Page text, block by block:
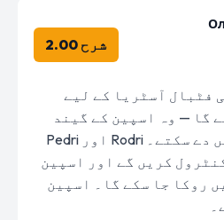
شرح 2.00
فٹبال آسٹریا کے لیے
گا — وہ اسپین کے گیند
کنٹرول کا جواب نہیں دے سکتے۔ Rodri اور Pedri
کریں گے اور اسپین
روکا جا سکے گا۔ اسپین